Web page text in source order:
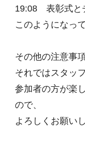
19:08 表彰式と
このようになっ
その他の注意事項
それではスタッ
参加者の方が楽
ので、
よろしくお願い